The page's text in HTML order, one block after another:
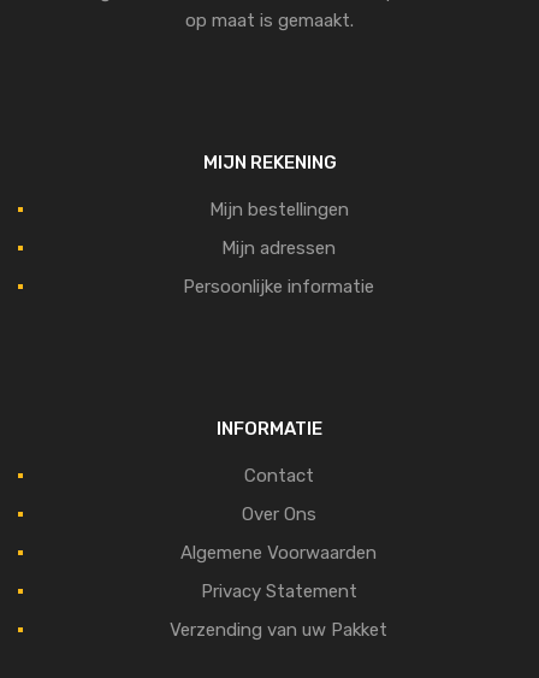
op maat is gemaakt.
MIJN REKENING
Mijn bestellingen
Mijn adressen
Persoonlijke informatie
INFORMATIE
Contact
Over Ons
Algemene Voorwaarden
Privacy Statement
Verzending van uw Pakket